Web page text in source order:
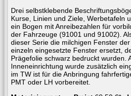
Drei selbstklebende
Kurse, Linien und Ziele, Werbetafeln
ein Bogen mit Anreibezahlen für
der Fahrzeuge (91001 und 91002).
dieser Serie die milchigen Fenster
einzeln eingesetzte Fenster ersetzt,
Prägefolie schwarz bedruckt wurden.
Inneneinrichtung wurde zusätzlich
im TW ist für die Anbringung
PMT oder LH vorbereitet.